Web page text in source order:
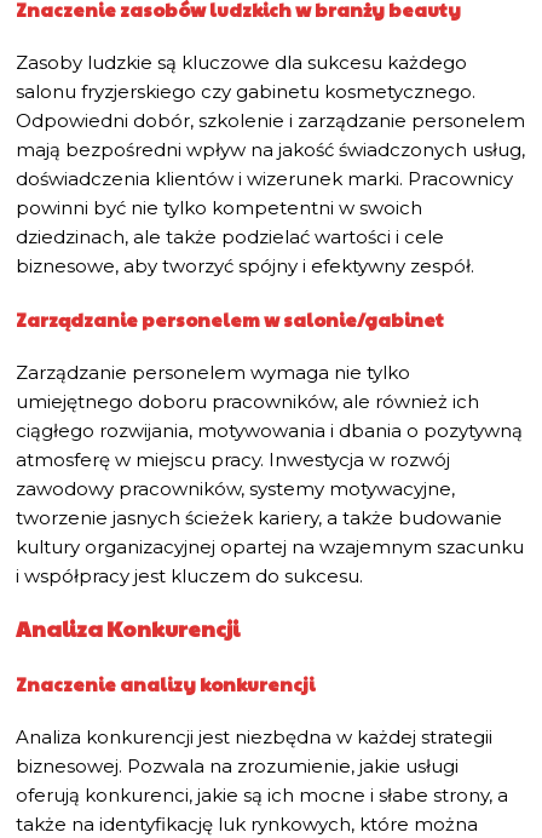
Znaczenie zasobów ludzkich w branży beauty
Zasoby ludzkie są kluczowe dla sukcesu każdego
salonu fryzjerskiego czy gabinetu kosmetycznego.
Odpowiedni dobór, szkolenie i zarządzanie personelem
mają bezpośredni wpływ na jakość świadczonych usług,
doświadczenia klientów i wizerunek marki. Pracownicy
powinni być nie tylko kompetentni w swoich
dziedzinach, ale także podzielać wartości i cele
biznesowe, aby tworzyć spójny i efektywny zespół.
Zarządzanie personelem w salonie/gabinet
Zarządzanie personelem wymaga nie tylko
umiejętnego doboru pracowników, ale również ich
ciągłego rozwijania, motywowania i dbania o pozytywną
atmosferę w miejscu pracy. Inwestycja w rozwój
zawodowy pracowników, systemy motywacyjne,
tworzenie jasnych ścieżek kariery, a także budowanie
kultury organizacyjnej opartej na wzajemnym szacunku
i współpracy jest kluczem do sukcesu.
Analiza Konkurencji
Znaczenie analizy konkurencji
Analiza konkurencji jest niezbędna w każdej strategii
biznesowej. Pozwala na zrozumienie, jakie usługi
oferują konkurenci, jakie są ich mocne i słabe strony, a
także na identyfikację luk rynkowych, które można